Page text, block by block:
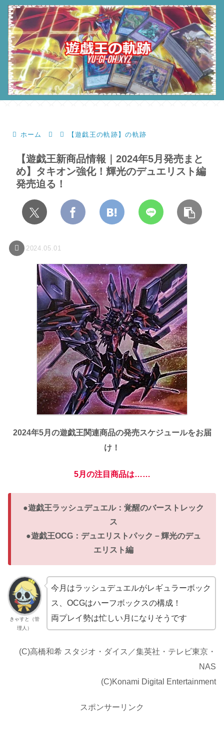
ホーム 【遊戯王の軌跡】の軌跡
【遊戯王新商品情報｜2024年5月発売まと
め】タキオン強化！輝光のデュエリスト編
発売迫る！
2024.05.01
2024年5月の遊戯王関連商品の発売スケジュールをお届
け！
5月の注目商品は……
●遊戯王ラッシュデュエル：覚醒のバーストレック
ス
●遊戯王OCG：デュエリストパック－輝光のデュ
エリスト編
きゃすと（管
理人）
今月はラッシュデュエルがレギュラーボック
ス、OCGはハーフボックスの構成！
両プレイ勢は忙しい月になりそうです
(C)高橋和希 スタジオ・ダイス／集英社・テレビ東京・
NAS
(C)Konami Digital Entertainment
スポンサーリンク